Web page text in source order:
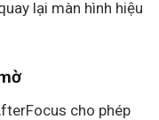
lại màn hình hiệu
cho phép